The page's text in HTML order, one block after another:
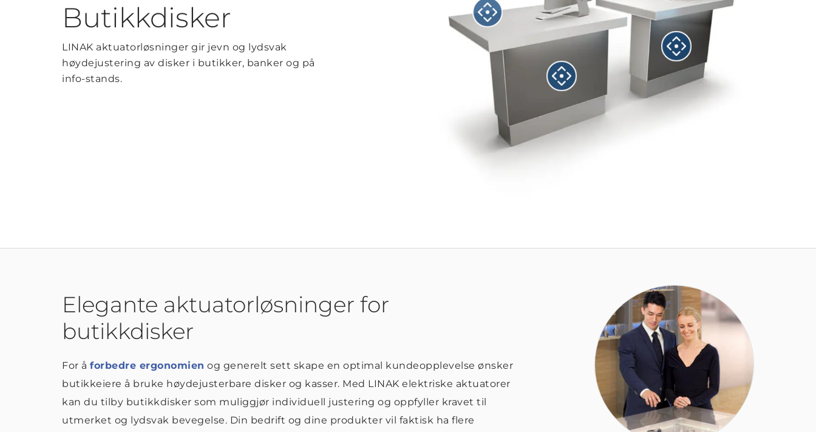
Butikkdisker
LINAK aktuatorløsninger gir jevn og lydsvak
høydejustering av disker i butikker, banker og på
info-stands.
Elegante aktuatorløsninger for
butikkdisker
For å forbedre ergonomien og generelt sett skape en optimal kundeopplevelse ønsker
butikkeiere å bruke høydejusterbare disker og kasser. Med LINAK elektriske aktuatorer
kan du tilby butikkdisker som muliggjør individuell justering og oppfyller kravet til
utmerket og lydsvak bevegelse. Din bedrift og dine produkter vil faktisk ha flere